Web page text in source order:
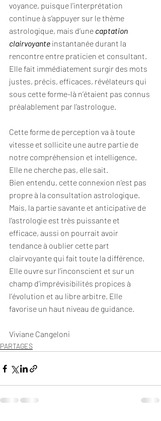
voyance, puisque l’interprétation
continue à s’appuyer sur le thème
astrologique, mais d’une captation
clairvoyante instantanée durant la
rencontre entre praticien et consultant.
Elle fait immédiatement surgir des mots
justes, précis, efficaces, révélateurs qui
sous cette forme-là n’étaient pas connus
préalablement par l’astrologue.
Cette forme de perception va à toute
vitesse et sollicite une autre partie de
notre compréhension et intelligence.
Elle ne cherche pas, elle sait.
Bien entendu, cette connexion n’est pas
propre à la consultation astrologique.
Mais, la partie savante et anticipative de
l’astrologie est très puissante et
efficace, aussi on pourrait avoir
tendance à oublier cette part
clairvoyante qui fait toute la différence.
Elle ouvre sur l’inconscient et sur un
champ d’imprévisibilités propices à
l’évolution et au libre arbitre. Elle
favorise un haut niveau de guidance.
Viviane Cangeloni
PARTAGES